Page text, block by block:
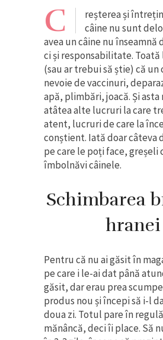
C
reșterea și
câine nu sunt
avea un câine nu înseamnă
ci și responsabilitate.
(sau ar trebui să știe) că un
nevoie de vaccinuri,
apă, plimbări, joacă. Și
atâtea alte lucruri la care
atent, lucruri de care la
conștient. Iată doar câteva
pe care le poți face, greșeli
îmbolnăvi câinele.
Schimbarea
hranei
Pentru că nu ai găsit în
pe care i le-ai dat până
găsit, dar erau prea
produs nou și începi să i-l
doua zi. Totul pare în
mănâncă, deci îi place. Să